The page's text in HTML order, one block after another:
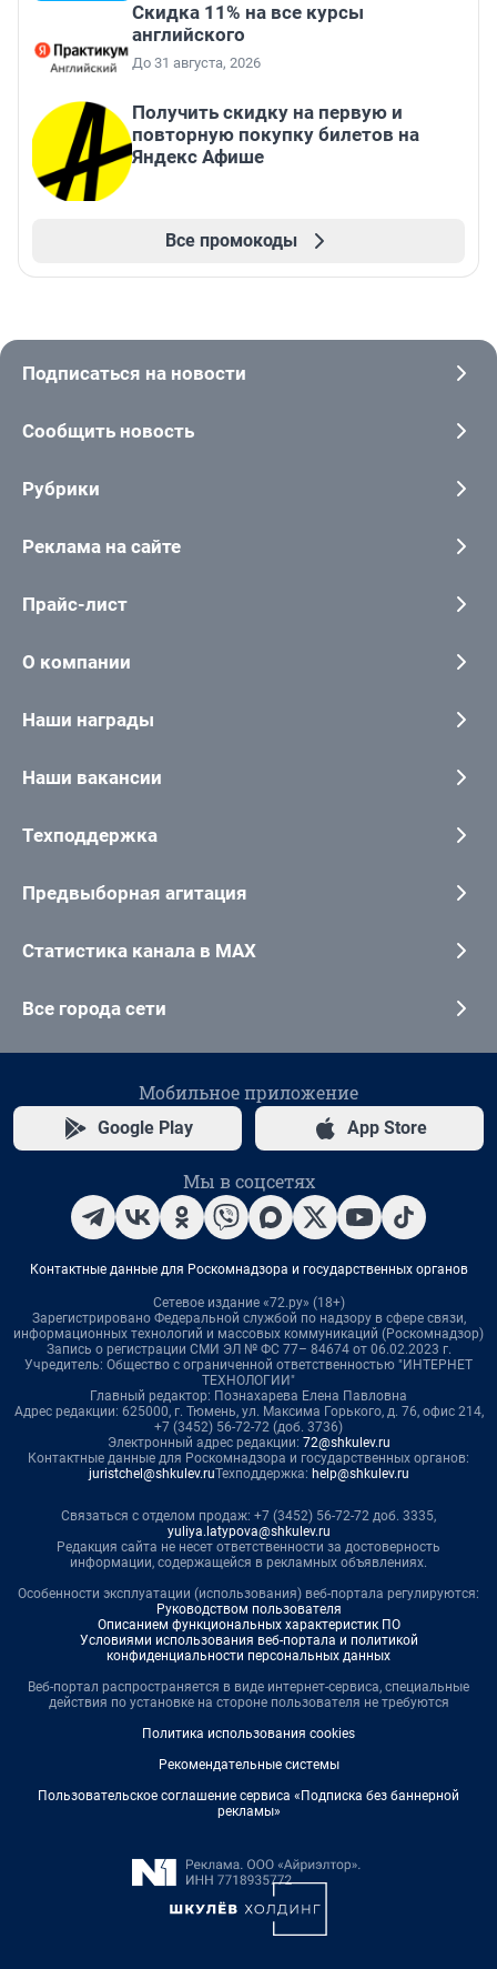
Скидка 11% на все курсы
английского
До 31 августа, 2026
Получить скидку на первую и
повторную покупку билетов на
Яндекс Афише
Все промокоды
Подписаться на новости
Сообщить новость
Рубрики
Реклама на сайте
Прайс-лист
О компании
Наши награды
Наши вакансии
Техподдержка
Предвыборная агитация
Статистика канала в MAX
Все города сети
Мобильное приложение
Google Play App Store
Мы в соцсетях
Контактные данные для Роскомнадзора и государственных органов
Сетевое издание «72.ру» (18+)
Зарегистрировано Федеральной службой по надзору в сфере связи,
информационных технологий и массовых коммуникаций (Роскомнадзор)
Запись о регистрации СМИ ЭЛ № ФС 77– 84674 от 06.02.2023 г.
Учредитель: Общество с ограниченной ответственностью "ИНТЕРНЕТ
ТЕХНОЛОГИИ"
Главный редактор: Познахарева Елена Павловна
Адрес редакции: 625000, г. Тюмень, ул. Максима Горького, д. 76, офис 214,
+7 (3452) 56-72-72 (доб. 3736)
Электронный адрес редакции: 72@shkulev.ru
Контактные данные для Роскомнадзора и государственных органов:
juristchel@shkulev.ruТехподдержка: help@shkulev.ru
Связаться с отделом продаж: +7 (3452) 56-72-72 доб. 3335,
yuliya.latypova@shkulev.ru
Редакция сайта не несет ответственности за достоверность
информации, содержащейся в рекламных объявлениях.
Особенности эксплуатации (использования) веб-портала регулируются:
Руководством пользователя
Описанием функциональных характеристик ПО
Условиями использования веб-портала и политикой
конфиденциальности персональных данных
Веб-портал распространяется в виде интернет-сервиса, специальные
действия по установке на стороне пользователя не требуются
Политика использования cookies
Рекомендательные системы
Пользовательское соглашение сервиса «Подписка без баннерной
рекламы»